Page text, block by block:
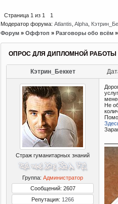
Страница 1 из 1
1
Модератор форума: Atlantis Alpha
Форум » Оффтоп » Разговоры обо всём »
ОПРОС ДЛЯ ДИПЛОМНОЙ РАБОТЫ
Кэтрин_Беккет
Страж гуманитарных знаний
Группа: Администратор
Сообщений: 2607
Репутация: 1266
Не